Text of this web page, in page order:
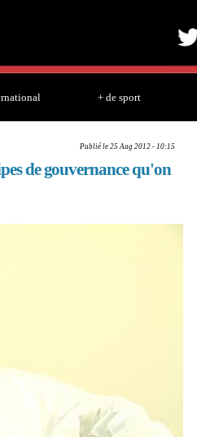
+ de sport
Publié le 25 Aug 2012 - 10:15
de gouvernance qu'on